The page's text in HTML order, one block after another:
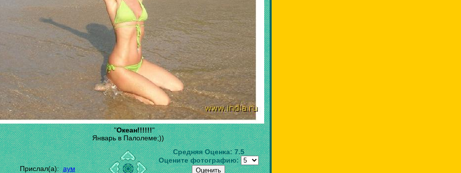
"Океан!!!!!!"
Январь в Палолеме;))
Прислал(а):аум
Средняя Оценка:7.5
Оцените фотографию: